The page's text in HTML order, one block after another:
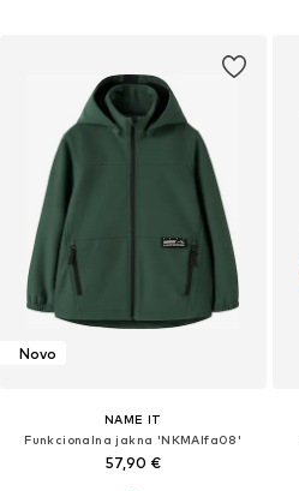
Novo
NAME IT
Funkcionalna jakna 'NKMAlfa08'
57,90 €